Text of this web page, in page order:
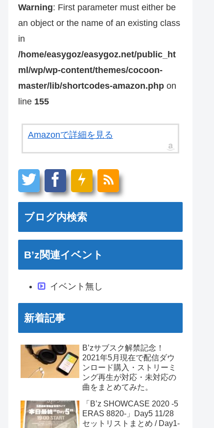
Warning: First parameter must either be
an object or the name of an existing class
in
/home/easygoz/easygoz.net/public_ht
ml/wp/wp-content/themes/cocoon-
master/lib/shortcodes-amazon.php on
line 155
Amazonで詳細を見る
ブログ内検索
B’z関連イベント
イベント無し
新着記事
B’zサブスク解禁記念！
2021年5月現在で配信ダウ
ンロード購入・ストリーミ
ング再生が対応・未対応の
曲をまとめてみた。
「B’z SHOWCASE 2020 -5
ERAS 8820-」Day5 11/28
セットリストまとめ / Day1-